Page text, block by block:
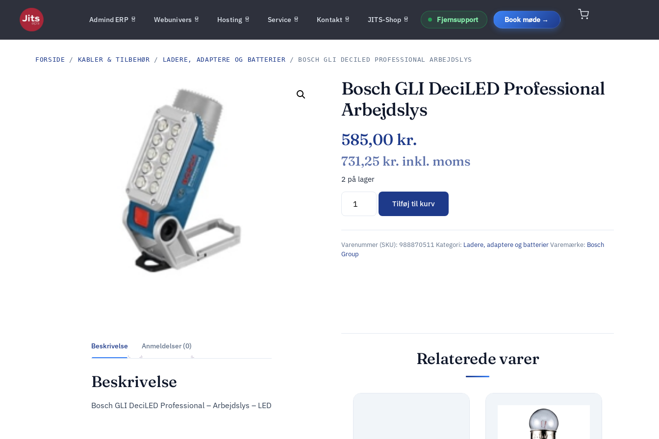
Admind ERP Webunivers Hosting Service Kontakt JITS-Shop Fjernsupport Book møde →
FORSIDE / KABLER & TILBEHØR / LADERE, ADAPTERE OG BATTERIER / BOSCH GLI DECILED PROFESSIONAL ARBEJDSLYS
Bosch GLI DeciLED Professional
Arbejdslys
585,00 kr.
731,25 kr. inkl. moms
2 på lager
Tilføj til kurv
Alternative:
Varenummer (SKU): 988870511 Kategori: Ladere, adaptere og batterierVaremærke: Bosch
Group
Beskrivelse Anmeldelser (0)
Beskrivelse
Bosch GLI DeciLED Professional – Arbejdslys – LED
Relaterede varer